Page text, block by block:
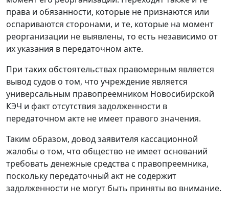
права и обязанности, которые не признаются или
оспариваются сторонами, и те, которые на момент
реорганизации не выявлены, то есть независимо от
их указания в передаточном акте.
При таких обстоятельствах правомерным является
вывод судов о том, что учреждение является
универсальным правопреемником Новосибирской
КЭЧ и факт отсутствия задолженности в
передаточном акте не имеет правого значения.
Таким образом, довод заявителя кассационной
жалобы о том, что общество не имеет оснований
требовать денежные средства с правопреемника,
поскольку передаточный акт не содержит
задолженности не могут быть приняты во внимание.